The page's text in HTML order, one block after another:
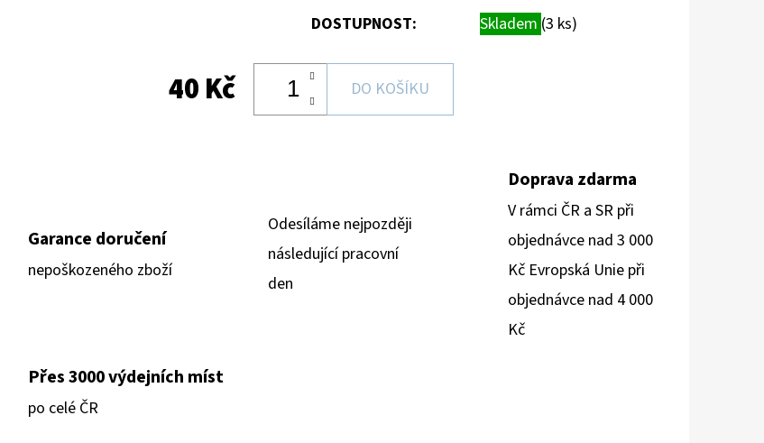
DOSTUPNOST: Skladem (3 ks)
40 Kč DO KOŠÍKU
Garance doručení
nepoškozeného zboží
Odesíláme nejpozději
následující pracovní
den
Doprava zdarma
V rámci ČR a SR při
objednávce nad 3 000
Kč Evropská Unie při
objednávce nad 4 000
Kč
Přes 3000 výdejních míst
po celé ČR